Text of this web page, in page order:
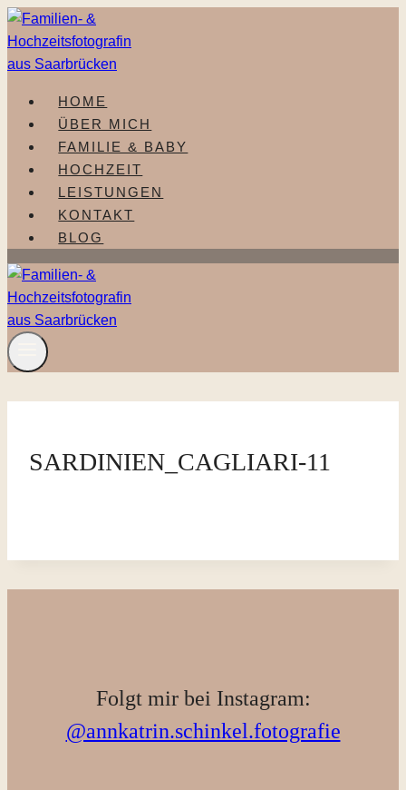
Zum
Inhalt
springen
HOME
ÜBER MICH
FAMILIE & BABY
HOCHZEIT
LEISTUNGEN
KONTAKT
BLOG
SARDINIEN_CAGLIARI-11
Folgt mir bei Instagram:
@annkatrin.schinkel.fotografie